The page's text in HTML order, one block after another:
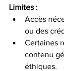
Limites :
Accès
ou des
Certaines
contenu
éthiques.​